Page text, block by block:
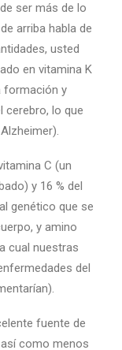
ser más de lo
arriba habla de
usted
en vitamina K
formación y
cerebro, lo que
C (un
y 16 % del
genético que se
y amino
cual nuestras
del
fuente de
como menos